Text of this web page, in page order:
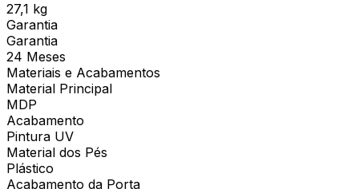
27,1 kg
Garantia
Garantia
24 Meses
Materiais e Acabamentos
Material Principal
MDP
Acabamento
Pintura UV
Material dos Pés
Plástico
Acabamento da Porta